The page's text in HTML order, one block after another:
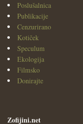
Poslušalnica
Publikacije
Cenzurirano
Kotiček
Speculum
Ekologija
Filmsko
Donirajte
Zofijini.net